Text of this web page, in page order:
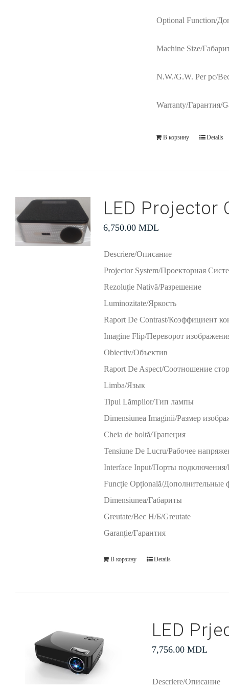
Optional Function/
Machine Size/
N.W./G.W. Per pc/
Warranty/Гарантия/
В корзину Details
LED Projector
6,750.00 MDL
Descriere/Описание
Projector System/Проекторная
Rezoluție Nativă/Разрешение
Luminozitate/Яркость
Raport De Contrast/Коэффициент
Imagine Flip/Переворот
Obiectiv/Объектив
Raport De Aspect/Cоотношение
Limba/Язык
Tipul Lămpilor/Тип лампы
Dimensiunea Imaginii/Размер
Cheia de boltă/Трапеция
Tensiune De Lucru/Рабочее
Interface Input/Порты подключения/
Funcție Opțională/Дополнительные
Dimensiunea/Габариты
Greutate/Вес Н/Б/Greutate
Garanție/Гарантия
В корзину Details
LED
7,756.00 MDL
Descriere/Описание